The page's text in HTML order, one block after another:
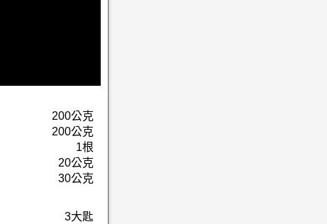
200公克
200公克
1根
20公克
30公克
3大匙